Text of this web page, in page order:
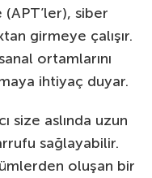
siber
girmeye çalışır.
ortamlarını
ihtiyaç duyar.
size aslında uzun
sağlayabilir.
oluşan bir